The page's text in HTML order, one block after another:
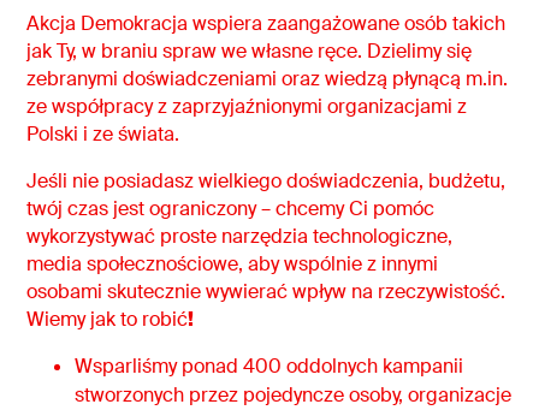
Akcja Demokracja wspiera zaangażowane osób takich
jak Ty, w braniu spraw we własne ręce. Dzielimy się
zebranymi doświadczeniami oraz wiedzą płynącą m.in.
ze współpracy z zaprzyjaźnionymi organizacjami z
Polski i ze świata.
Jeśli nie posiadasz wielkiego doświadczenia, budżetu,
twój czas jest ograniczony – chcemy Ci pomóc
wykorzystywać proste narzędzia technologiczne,
media społecznościowe, aby wspólnie z innymi
osobami skutecznie wywierać wpływ na rzeczywistość.
Wiemy jak to robić!
Wsparliśmy ponad 400 oddolnych kampanii
stworzonych przez pojedyncze osoby, organizacje